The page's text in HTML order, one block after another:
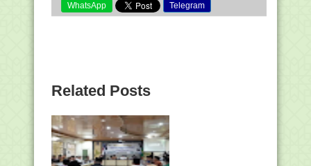
WhatsApp Telegram
Related Posts